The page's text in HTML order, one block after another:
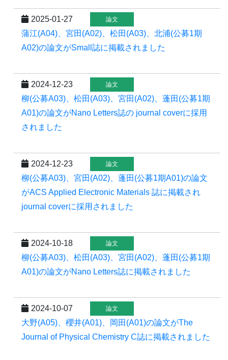
2025-01-27 論文
蒲江(A04)、宮田(A02)、松田(A03)、北浦(公募1期
A02)の論文がSmall誌に掲載されました
2024-12-23 論文
柳(公募A03)、松田(A03)、宮田(A02)、蓬田(公募1期
A01)の論文がNano Letters誌の journal coverに採用
されました
2024-12-23 論文
柳(公募A03)、宮田(A02)、蓬田(公募1期A01)の論文
がACS Applied Electronic Materials 誌に掲載され
journal coverに採用されました
2024-10-18 論文
柳(公募A03)、松田(A03)、宮田(A02)、蓬田(公募1期
A01)の論文がNano Letters誌に掲載されました
2024-10-07 論文
大野(A05)、櫻井(A01)、岡田(A01)の論文がThe
Journal of Physical Chemistry C誌に掲載されました